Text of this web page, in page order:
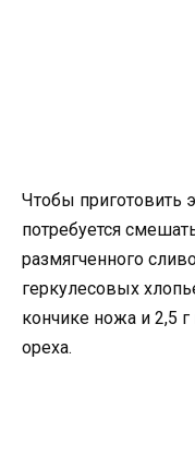
Чтобы приготовить
потребуется
размягченного
геркулесовых
кончике ножа и 2,5
ореха.